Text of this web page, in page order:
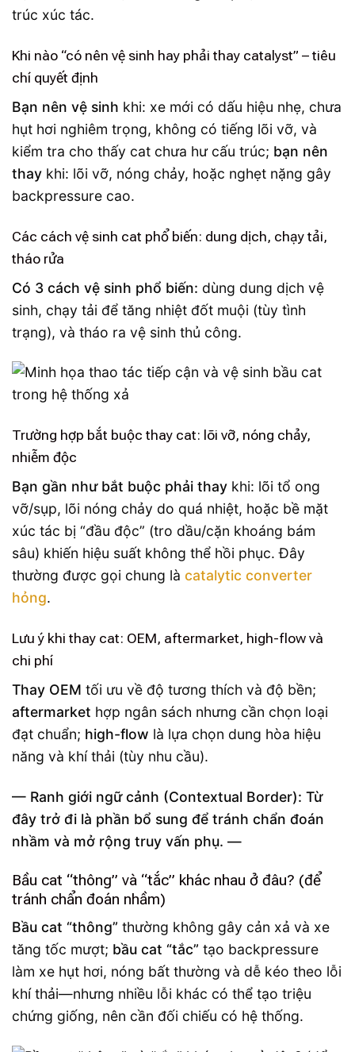
trúc xúc tác.
Khi nào “có nên vệ sinh hay phải thay catalyst” – tiêu
chí quyết định
Bạn nên vệ sinh khi: xe mới có dấu hiệu nhẹ, chưa
hụt hơi nghiêm trọng, không có tiếng lõi vỡ, và
kiểm tra cho thấy cat chưa hư cấu trúc; bạn nên
thay khi: lõi vỡ, nóng chảy, hoặc nghẹt nặng gây
backpressure cao.
Các cách vệ sinh cat phổ biến: dung dịch, chạy tải,
tháo rửa
Có 3 cách vệ sinh phổ biến: dùng dung dịch vệ
sinh, chạy tải để tăng nhiệt đốt muội (tùy tình
trạng), và tháo ra vệ sinh thủ công.
Trường hợp bắt buộc thay cat: lõi vỡ, nóng chảy,
nhiễm độc
Bạn gần như bắt buộc phải thay khi: lõi tổ ong
vỡ/sụp, lõi nóng chảy do quá nhiệt, hoặc bề mặt
xúc tác bị “đầu độc” (tro dầu/cặn khoáng bám
sâu) khiến hiệu suất không thể hồi phục. Đây
thường được gọi chung là catalytic converter
hỏng.
Lưu ý khi thay cat: OEM, aftermarket, high-flow và
chi phí
Thay OEM tối ưu về độ tương thích và độ bền;
aftermarket hợp ngân sách nhưng cần chọn loại
đạt chuẩn; high-flow là lựa chọn dung hòa hiệu
năng và khí thải (tùy nhu cầu).
— Ranh giới ngữ cảnh (Contextual Border): Từ
đây trở đi là phần bổ sung để tránh chẩn đoán
nhầm và mở rộng truy vấn phụ. —
Bầu cat “thông” và “tắc” khác nhau ở đâu? (để
tránh chẩn đoán nhầm)
Bầu cat “thông” thường không gây cản xả và xe
tăng tốc mượt; bầu cat “tắc” tạo backpressure
làm xe hụt hơi, nóng bất thường và dễ kéo theo lỗi
khí thải—nhưng nhiều lỗi khác có thể tạo triệu
chứng giống, nên cần đối chiếu có hệ thống.